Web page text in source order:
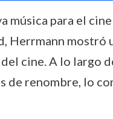
para el
Herrmann
cine. A lo largo
de renombre, lo